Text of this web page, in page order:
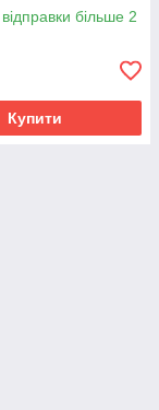
більше 2
Купити